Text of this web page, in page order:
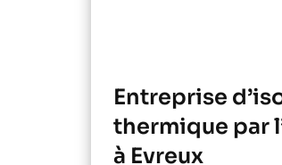
Entreprise
thermique par
à Evreux